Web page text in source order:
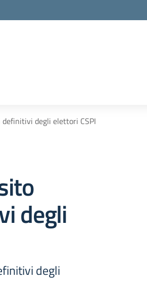
degli elettori CSPI
degli
degli